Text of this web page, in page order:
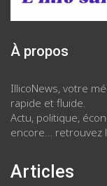
À propos
IllicoNews, votre
rapide et fluide.
Actu, politique,
encore… retrouvez
Articles